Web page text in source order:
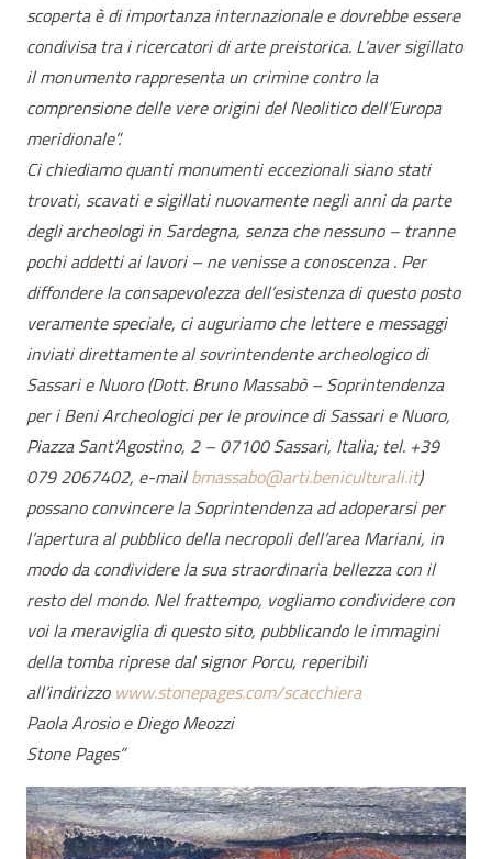
scoperta è di importanza internazionale e dovrebbe essere
condivisa tra i ricercatori di arte preistorica. L’aver sigillato
il monumento rappresenta un crimine contro la
comprensione delle vere origini del Neolitico dell’Europa
meridionale”.
Ci chiediamo quanti monumenti eccezionali siano stati
trovati, scavati e sigillati nuovamente negli anni da parte
degli archeologi in Sardegna, senza che nessuno – tranne
pochi addetti ai lavori – ne venisse a conoscenza . Per
diffondere la consapevolezza dell’esistenza di questo posto
veramente speciale, ci auguriamo che lettere e messaggi
inviati direttamente al sovrintendente archeologico di
Sassari e Nuoro (Dott. Bruno Massabò – Soprintendenza
per i Beni Archeologici per le province di Sassari e Nuoro,
Piazza Sant’Agostino, 2 – 07100 Sassari, Italia; tel. +39
079 2067402, e-mailbmassabo@arti.beniculturali.it)
possano convincere la Soprintendenza ad adoperarsi per
l’apertura al pubblico della necropoli dell’area Mariani, in
modo da condividere la sua straordinaria bellezza con il
resto del mondo. Nel frattempo, vogliamo condividere con
voi la meraviglia di questo sito, pubblicando le immagini
della tomba riprese dal signor Porcu, reperibili
all’indirizzo www.stonepages.com/scacchiera
Paola Arosio e Diego Meozzi
Stone Pages”